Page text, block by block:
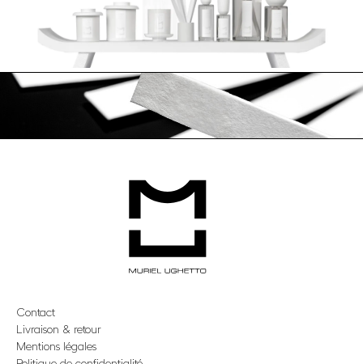
Contact
Livraison & retour
Mentions légales